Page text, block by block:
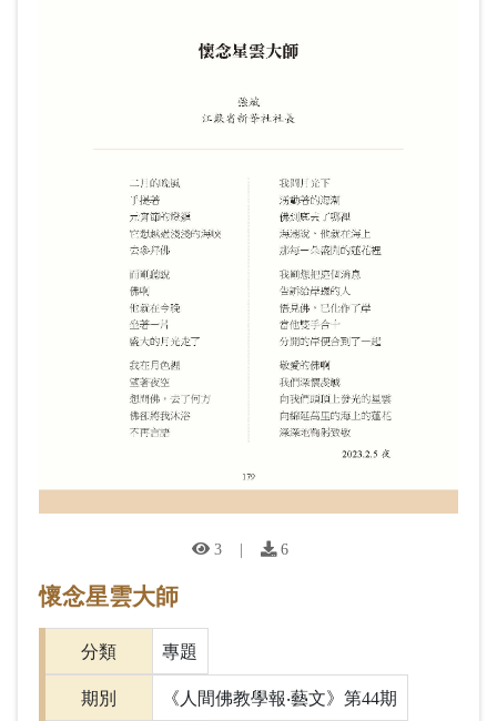
3 | 6
懷念星雲大師
分類 專題
期別 《人間佛教學報‧藝文》第44期